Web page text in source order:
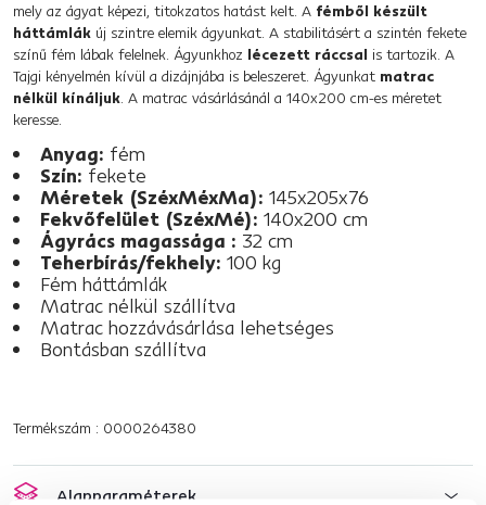
mely az ágyat képezi, titokzatos hatást kelt. A fémből készült
háttámlák új szintre elemik ágyunkat. A stabilitásért a szintén fekete
színű fém lábak felelnek. Ágyunkhoz lécezett ráccsal is tartozik. A
Tajgi kényelmén kívül a dizájnjába is beleszeret. Ágyunkat matrac
nélkül kínáljuk. A matrac vásárlásánál a 140x200 cm-es méretet
keresse.
Anyag: fém
Szín: fekete
Méretek (SzéxMéxMa): 145x205x76
Fekvőfelület (SzéxMé): 140x200 cm
Ágyrács magassága : 32 cm
Teherbírás/fekhely: 100 kg
Fém háttámlák
Matrac nélkül szállítva
Matrac hozzávásárlása lehetséges
Bontásban szállítva
Termékszám : 0000264380
Alapparaméterek